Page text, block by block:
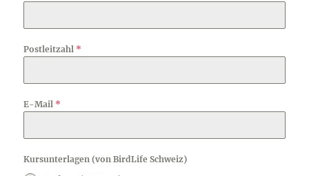
Postleitzahl *
E-Mail *
Kursunterlagen (von BirdLife Schweiz)